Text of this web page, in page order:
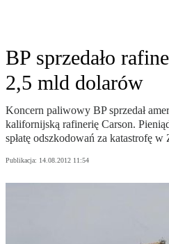
BP sprzedało
2,5 mld dolarów
Koncern paliwowy BP sprzedał
kalifornijską rafinerię Carson.
spłatę odszkodowań za katastrofę
Publikacja: 14.08.2012 11:54